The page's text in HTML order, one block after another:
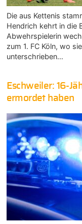
Die aus Kettenis
Hendrich kehrt in die
Abwehrspielerin
zum 1. FC Köln, wo
unterschrieben…
Eschweiler: 16-
ermordet haben